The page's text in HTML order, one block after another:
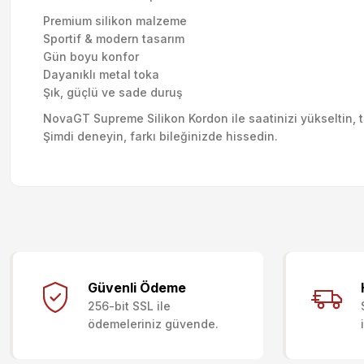
Premium silikon malzeme
Sportif & modern tasarım
Gün boyu konfor
Dayanıklı metal toka
Şık, güçlü ve sade duruş
NovaGT Supreme Silikon Kordon ile saatinizi yükseltin,
Şimdi deneyin, farkı bileğinizde hissedin.
Ürün resmi kalitesiz, bozuk veya görüntülenemiyor.
Ürün açıklamasında eksik bilgiler bulunuyor.
Güvenli Ödeme
256-bit SSL ile
ödemeleriniz güvende.